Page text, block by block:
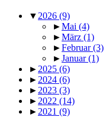
▼ 2026 (9)
►Mai (4)
►März (1)
►Februar(3)
►Januar(1)
► 2025 (6)
► 2024 (6)
► 2023 (3)
► 2022 (14)
► 2021 (9)